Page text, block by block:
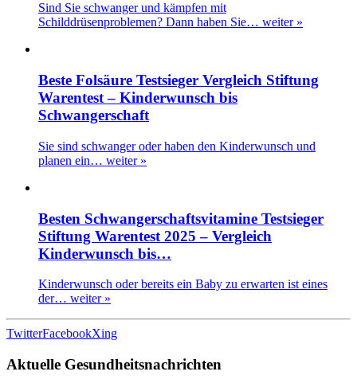
Sind Sie schwanger und kämpfen mit
Schilddrüsenproblemen? Dann haben Sie… weiter »
Beste Folsäure Testsieger Vergleich Stiftung
Warentest – Kinderwunsch bis
Schwangerschaft
Sie sind schwanger oder haben den Kinderwunsch und
planen ein… weiter »
Besten Schwangerschaftsvitamine Testsieger
Stiftung Warentest 2025 – Vergleich
Kinderwunsch bis…
Kinderwunsch oder bereits ein Baby zu erwarten ist eines
der… weiter »
TwitterFacebookXing
Aktuelle Gesundheitsnachrichten